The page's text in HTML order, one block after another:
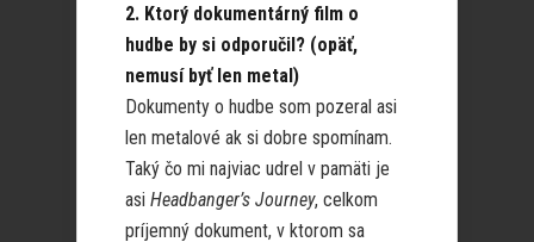
2. Ktorý dokumentárný film o
hudbe by si odporučil? (opäť,
nemusí byť len metal)
Dokumenty o hudbe som pozeral asi
len metalové ak si dobre spomínam.
Taký čo mi najviac udrel v pamäti je
asi Headbanger’s Journey, celkom
príjemný dokument, v ktorom sa